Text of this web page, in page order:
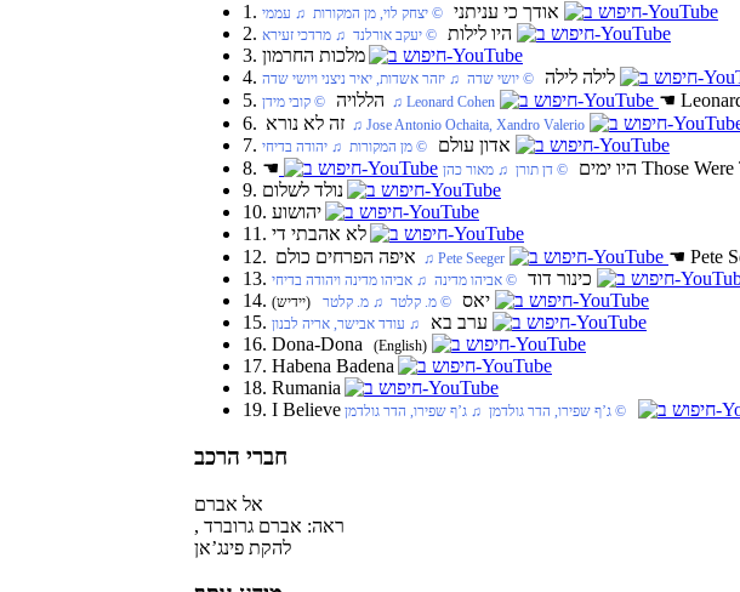
1. אודך כי עניתני ‏ © יצחק לוי, מן המקורות‏ ♫ עממי
2. היו לילות ‏ © יעקב אורלנד‏ ♫ מרדכי זעירא
3. מלכות החרמון
4. לילה לילה ‏ © יושי שדה‏ ♫ יזהר אשדות, יאיר ניצני ויושי שדה
5. הללויה ‏ © קובי מידן‏ ♫ Leonard Cohen ☚
6. זה לא נורא ‏ ♫ Jose Antonio Ochaita, Xandro Valerio
7. אדון עולם ‏ © מן המקורות‏ ♫ יהודה בדיחי
8. היו ימים ‏ © דן תורן‏ ♫ מאור כהן ☚
Those
9. נולד לשלום
10. יהושוע
11. לא אהבתי די
12. איפה הפרחים כולם ‏ ♫ Pete Seeger ☚ Pete
13. כינור דוד ‏ © אביהו מדינה‏ ♫ אביהו מדינה ויהודה בדיחי
14. יאס ‏ © מ. קלטר‏ ♫ מ. קלטר (יידיש)
15. ערב בא ‏ ♫ עודד אבישר, אריה לבנון
16. Dona-Dona (English)
17. Habena Badena
18. Rumania
19. I Believe ‏ © ג’ף שפירו, הדר גולדמן‏ ♫ ג’ף שפירו, הדר גולדמן
חברי הרכב
אל אברם
, ראה: אברם גרוברד
להקת פינג’אן